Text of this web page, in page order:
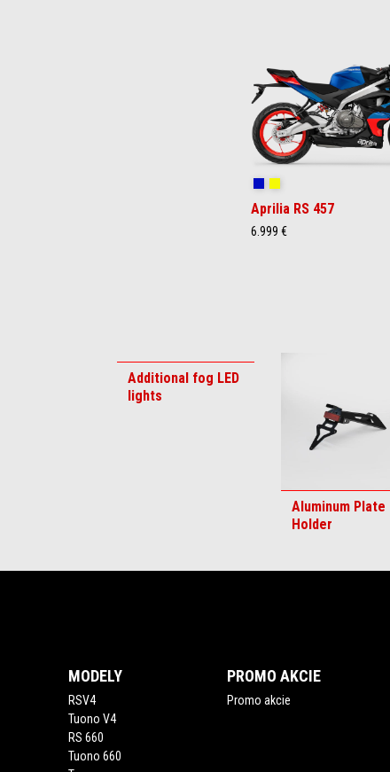
Aprilia RS 457
6.999 €
Additional fog LED
lights
Aluminum Plate
Holder
MODELY
RSV4
Tuono V4
RS 660
Tuono 660
PROMO AKCIE
Promo akcie